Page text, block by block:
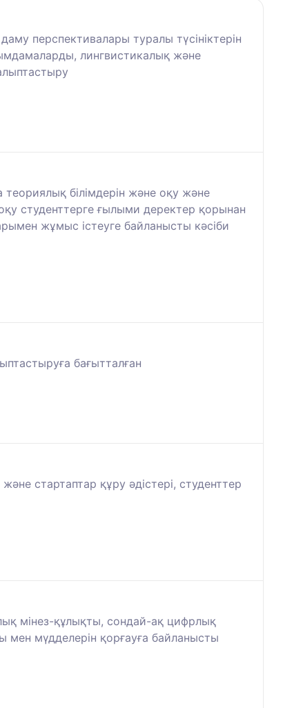
перспективалары туралы түсініктерін
лингвистикалық және
білімдерін және оқу және
студенттерге ғылыми деректер қорынан
жұмыс істеуге байланысты кәсіби
бағытталған
стартаптар құру әдістері, студенттер
мінез-құлықты, сондай-ақ цифрлық
мүдделерін қорғауға байланысты